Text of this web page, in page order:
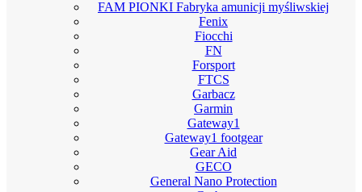
FAM PIONKI Fabryka amunicji myśliwskiej
Fenix
Fiocchi
FN
Forsport
FTCS
Garbacz
Garmin
Gateway1
Gateway1 footgear
Gear Aid
GECO
General Nano Protection